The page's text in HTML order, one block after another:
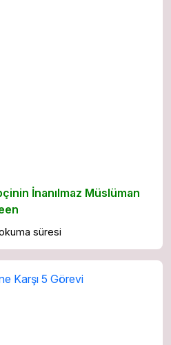
İnanılmaz Müslüman
süresi